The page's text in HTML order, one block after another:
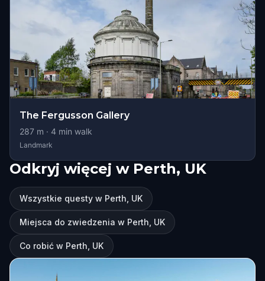
The Fergusson Gallery
287 m · 4 min walk
Landmark
Odkryj więcej w Perth, UK
Wszystkie questy w Perth, UK
Miejsca do zwiedzenia w Perth, UK
Co robić w Perth, UK